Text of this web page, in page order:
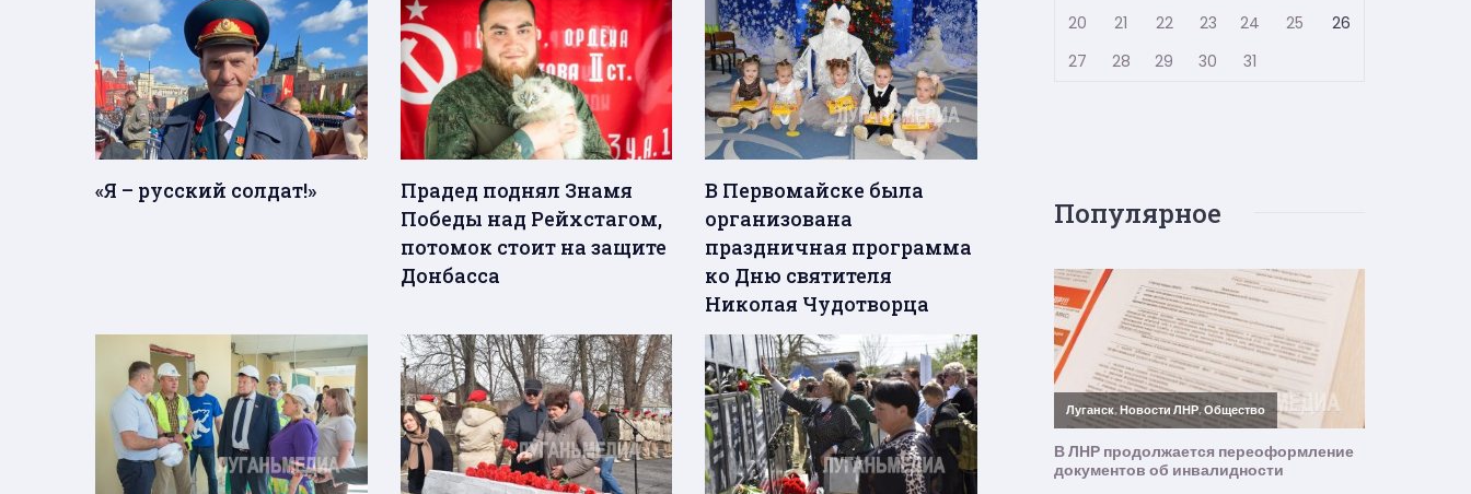
«Я – русский солдат!»
Прадед поднял Знамя
Победы над Рейхстагом,
потомок стоит на защите
Донбасса
В Первомайске была
организована
праздничная программа
ко Дню святителя
Николая Чудотворца
20
21 22 23 24 25
26
27
28 29 30 31
Популярное